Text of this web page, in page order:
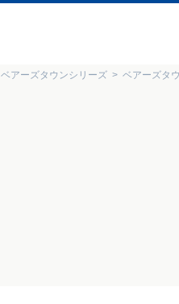
ベアーズタウンシリーズ ベアーズタ